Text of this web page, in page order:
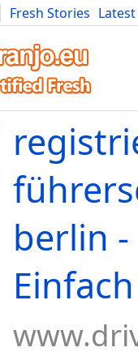
Fresh Stories
Music Art Cars
berlin
Einfach